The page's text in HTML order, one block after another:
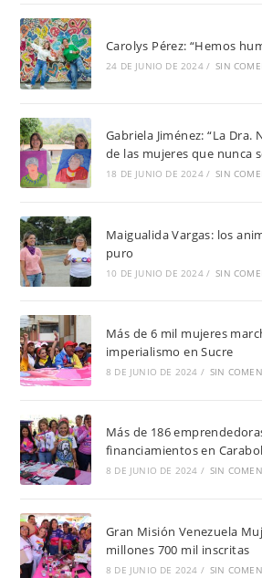
Carolys Pérez: “Hemos
24 DE JUNIO DE 2024 / SIN
Gabriela Jiménez: “La Dra.
de las mujeres que nunca
18 DE JUNIO DE 2024 / SIN
Maigualida Vargas: los
puro
10 DE JUNIO DE 2024 / SIN
Más de 6 mil mujeres
imperialismo en Sucre
8 DE JUNIO DE 2024 / SIN
Más de 186
financiamientos en
8 DE JUNIO DE 2024 / SIN
Gran Misión Venezuela
millones 700 mil inscritas
8 DE JUNIO DE 2024 / SIN